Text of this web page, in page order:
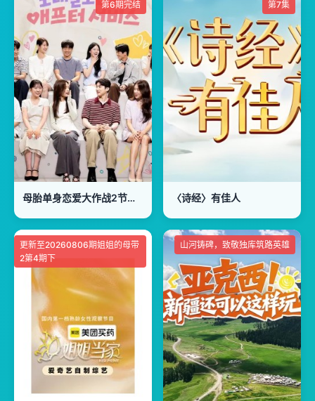
第6期完结
母胎单身恋爱大作战2节目售后
第7集
〈诗经〉有佳人
更新至20260806期姐姐的母带
2第4期下
山河铸碑，致敬独库筑路英雄